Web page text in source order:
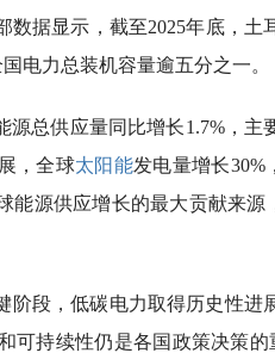
据显示，截至2025年底，土
电力总装机容量逾五分之一。
源总供应量同比增长1.7%，主
，全球太阳能发电量增长30%
能源供应增长的最大贡献来源
段，低碳电力取得历史性进
持续性仍是各国政策决策的